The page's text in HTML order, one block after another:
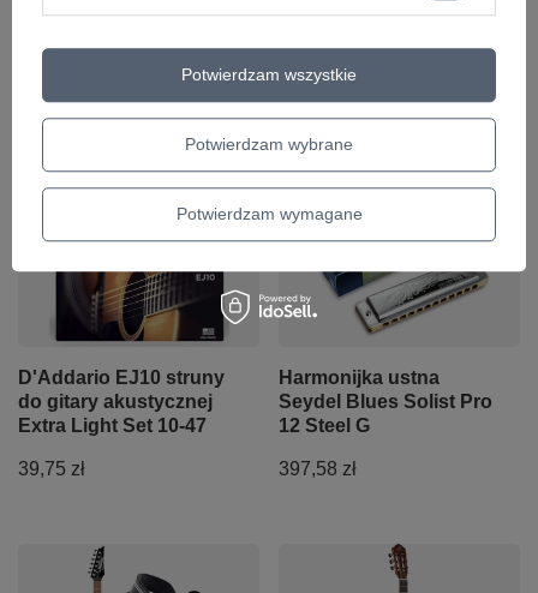
+ Dodaj do porównania
Polecamy
D'Addario EJ10 struny
do gitary akustycznej
Extra Light Set 10-47
39,75 zł
Harmonijka ustna
Seydel Blues Solist Pro
12 Steel G
397,58 zł
Potwierdzam wybrane
Potwierdzam wymagane
Potwierdzam wszystkie